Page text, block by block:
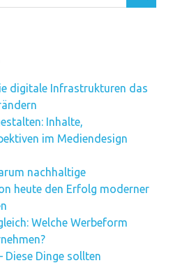
digitale Infrastrukturen das
Inhalte,
im Mediendesign
nachhaltige
heute den Erfolg moderner
Welche Werbeform
Dinge sollten